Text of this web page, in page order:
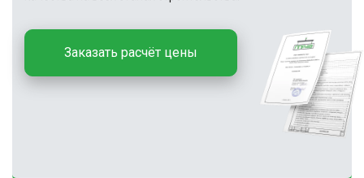
Заказать расчёт цены